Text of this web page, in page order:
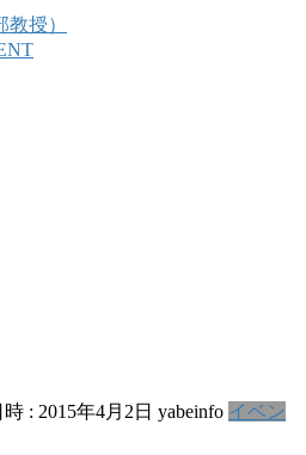
授）
: 2015年4月2日 yabeinfo イベン